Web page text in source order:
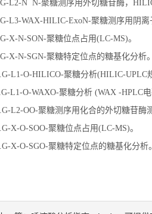
L2-N N-聚糖测序用外切糖苷酶，
L3-WAX-HILIC-ExoN-聚糖测序用阴
X-N-SON-聚糖位点占用(LC-MS)。
X-N-SGN-聚糖特定位点的糖基化分析。
L1-O-HILICO-聚糖分析(HILIC-UPLC
L1-O-WAXO-聚糖分析 (WAX -HPLC电
L2-OO-聚糖测序用化合的外切糖苷酶
X-O-SOO-聚糖位点占用(LC-MS)。
X-O-SGO-聚糖特定位点的糖基化分析。